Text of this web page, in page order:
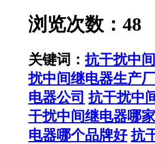
浏览次数：48
关键词：抗干扰中
扰中间继电器生产
电器公司 抗干扰中
干扰中间继电器哪
电器哪个品牌好 抗